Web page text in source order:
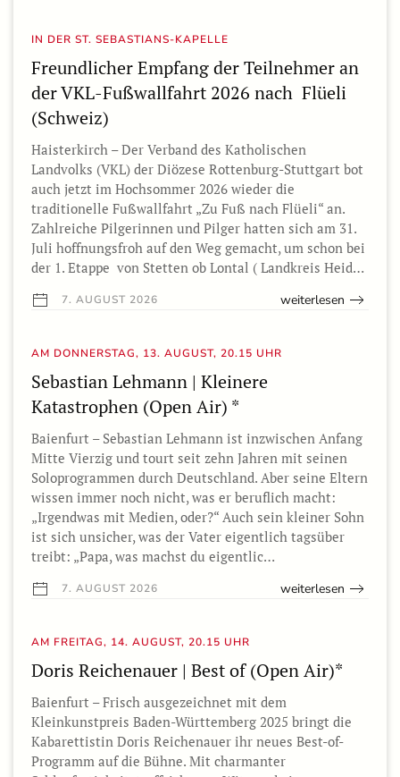
IN DER ST. SEBASTIANS-KAPELLE
Freundlicher Empfang der Teilnehmer an
der VKL-Fußwallfahrt 2026 nach Flüeli
(Schweiz)
Haisterkirch – Der Verband des Katholischen
Landvolks (VKL) der Diözese Rottenburg-Stuttgart bot
auch jetzt im Hochsommer 2026 wieder die
traditionelle Fußwallfahrt „Zu Fuß nach Flüeli“ an.
Zahlreiche Pilgerinnen und Pilger hatten sich am 31.
Juli hoffnungsfroh auf den Weg gemacht, um schon bei
der 1. Etappe von Stetten ob Lontal ( Landkreis Heid…
7. AUGUST 2026 weiterlesen
AM DONNERSTAG, 13. AUGUST, 20.15 UHR
Sebastian Lehmann | Kleinere
Katastrophen (Open Air) *
Baienfurt – Sebastian Lehmann ist inzwischen Anfang
Mitte Vierzig und tourt seit zehn Jahren mit seinen
Soloprogrammen durch Deutschland. Aber seine Eltern
wissen immer noch nicht, was er beruflich macht:
„Irgendwas mit Medien, oder?“ Auch sein kleiner Sohn
ist sich unsicher, was der Vater eigentlich tagsüber
treibt: „Papa, was machst du eigentlic…
7. AUGUST 2026 weiterlesen
AM FREITAG, 14. AUGUST, 20.15 UHR
Doris Reichenauer | Best of (Open Air)*
Baienfurt – Frisch ausgezeichnet mit dem
Kleinkunstpreis Baden-Württemberg 2025 bringt die
Kabarettistin Doris Reichenauer ihr neues Best-of-
Programm auf die Bühne. Mit charmanter